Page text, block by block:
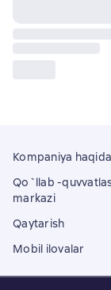
Kompaniya haqida
Qo`llab -
markazi
Qaytarish
Mobil ilovalar